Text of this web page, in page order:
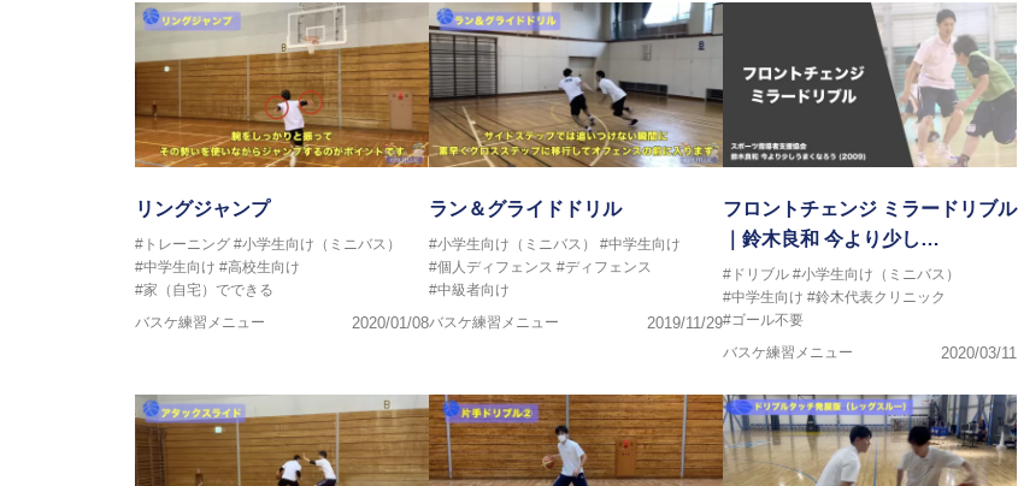
2017年U13ナショナルキャンプヘッドコーチ
2017年男子日本代表サポートコーチ
2018年U22日本代表スプリングキャンプアドバイザリーコーチ
2018年U12ナショナルキャンプヘッドコーチ
2018年U13ナショナルキャンプヘッドコーチ
2018年～2021年男子日本代表サポートコーチ
リングジャンプ
#トレーニング #小学生向け（ミニバス）
#中学生向け #高校生向け
#家（自宅）でできる
バスケ練習メニュー
2020/01/08
ラン＆グライドドリル
#小学生向け（ミニバス）
#中学生向け
#個人ディフェンス #ディフェンス
#中級者向け
バスケ練習メニュー
2019/11/29
フロントチェンジ ミラードリブル
｜鈴木良和 今より少し…
#ドリブル #小学生向け（ミニバス）
#中学生向け #鈴木代表クリニック
#ゴール不要
バスケ練習メニュー
2020/03/11